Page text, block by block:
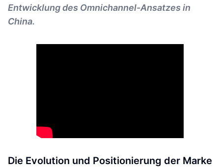
Entwicklung des Omnichannel-Ansatzes in
China.
Die Evolution und Positionierung der Marke